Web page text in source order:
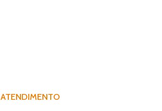
ATENDIMENTO